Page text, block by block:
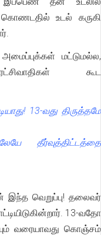
உடல் கருகி
மட்டுமல்ல,
கூட
13-வது திருத்தமே
தீர்வுத்திட்டத்தை
இந்த வெறுப்பு! தலைவர்
13-வதோ
வரையாவது கொஞ்சம்